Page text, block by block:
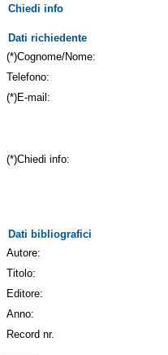
Chiedi info
Dati richiedente
(*)Cognome/Nome:
Telefono:
(*)E-mail:
(*)Chiedi info:
Dati bibliografici
Autore:
Titolo:
Editore:
Anno:
Record nr.